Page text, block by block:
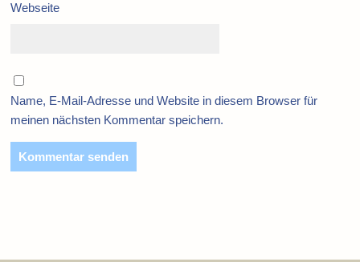
Webseite
Name, E-Mail-Adresse und Website in diesem Browser für
meinen nächsten Kommentar speichern.